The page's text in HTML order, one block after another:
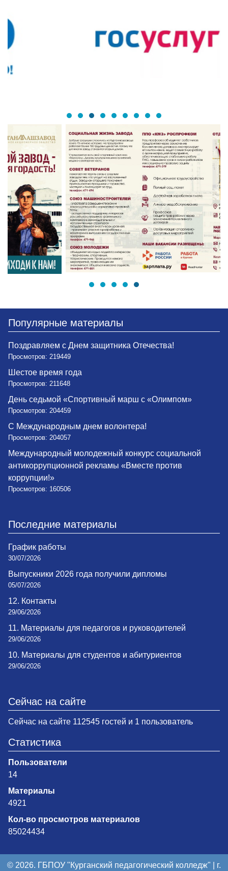
Популярные материалы
Поздравляем с Днем защитника Отечества!
Просмотров: 219449
Шестое время года
Просмотров: 211648
День седьмой «Спортивный марш с «Олимпом»
Просмотров: 204459
С Международным днем волонтера!
Просмотров: 204057
Международный молодежный конкурс социальной
антикоррупционной рекламы «Вместе против
коррупции!»
Просмотров: 160506
Последние материалы
График работы
30/07/2026
Выпускники 2026 года получили дипломы
05/07/2026
12. Контакты
29/06/2026
11. Материалы для педагогов и руководителей
29/06/2026
10. Материалы для студентов и абитуриентов
29/06/2026
Сейчас на сайте
Сейчас на сайте 112545 гостей и 1 пользователь
Статистика
Пользователи
14
Материалы
4921
Кол-во просмотров материалов
85024434
© 2026. ГБПОУ "Курганский педагогический колледж" | г.